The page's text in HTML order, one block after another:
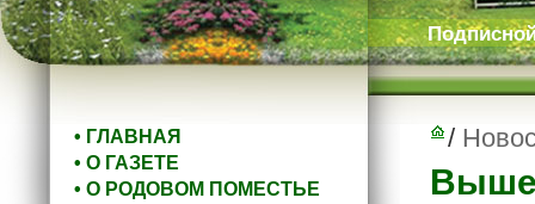
• ГЛАВНАЯ
• О ГАЗЕТЕ
• О РОДОВОМ ПОМЕСТЬЕ
/